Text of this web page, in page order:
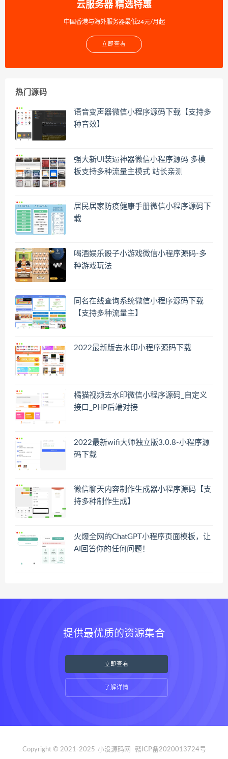
云服务器 精选特惠
中国香港与海外服务器最低24元/月起
立即查看
热门源码
语音变声器微信小程序源码下载【支持多
种音效】
强大新UI装逼神器微信小程序源码 多模
板支持多种流量主模式 站长亲测
居民居家防疫健康手册微信小程序源码下
载
喝酒娱乐骰子小游戏微信小程序源码-多
种游戏玩法
同名在线查询系统微信小程序源码下载
【支持多种流量主】
2022最新版去水印小程序源码下载
橘猫视频去水印微信小程序源码_自定义
接口_PHP后端对接
2022最新wifi大师独立版3.0.8-小程序源
码下载
微信聊天内容制作生成器小程序源码【支
持多种制作生成】
火爆全网的ChatGPT小程序页面模板，让
AI回答你的任何问题！
提供最优质的资源集合
立即查看
了解详情
Copyright © 2021-2025 小没源码网 赣ICP备2020013724号